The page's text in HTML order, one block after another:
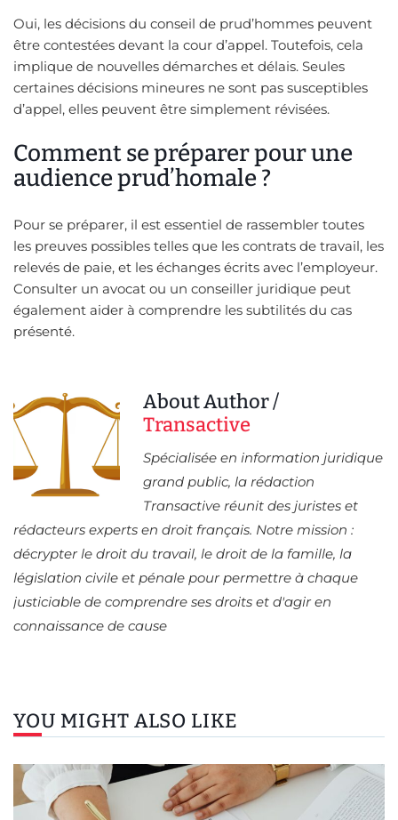
Oui, les décisions du conseil de prud’hommes peuvent
être contestées devant la cour d’appel. Toutefois, cela
implique de nouvelles démarches et délais. Seules
certaines décisions mineures ne sont pas susceptibles
d’appel, elles peuvent être simplement révisées.
Comment se préparer pour une
audience prud’homale ?
Pour se préparer, il est essentiel de rassembler toutes
les preuves possibles telles que les contrats de travail, les
relevés de paie, et les échanges écrits avec l’employeur.
Consulter un avocat ou un conseiller juridique peut
également aider à comprendre les subtilités du cas
présenté.
About Author /
Transactive
Spécialisée en information juridique
grand public, la rédaction
Transactive réunit des juristes et
rédacteurs experts en droit français. Notre mission :
décrypter le droit du travail, le droit de la famille, la
législation civile et pénale pour permettre à chaque
justiciable de comprendre ses droits et d'agir en
connaissance de cause
YOU MIGHT ALSO LIKE